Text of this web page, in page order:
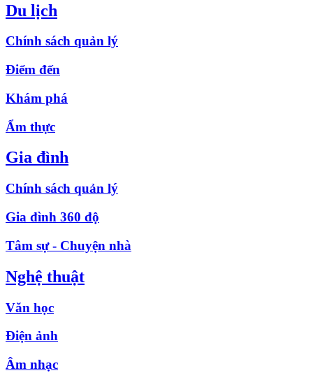
Du lịch
Chính sách quản lý
Điểm đến
Khám phá
Ẩm thực
Gia đình
Chính sách quản lý
Gia đình 360 độ
Tâm sự - Chuyện nhà
Nghệ thuật
Văn học
Điện ảnh
Âm nhạc